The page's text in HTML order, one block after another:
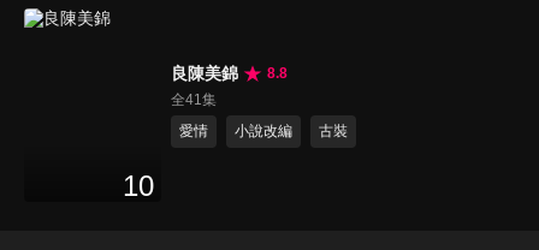
10
良陳美錦
8.8
全41集
愛情
小說改編 古裝